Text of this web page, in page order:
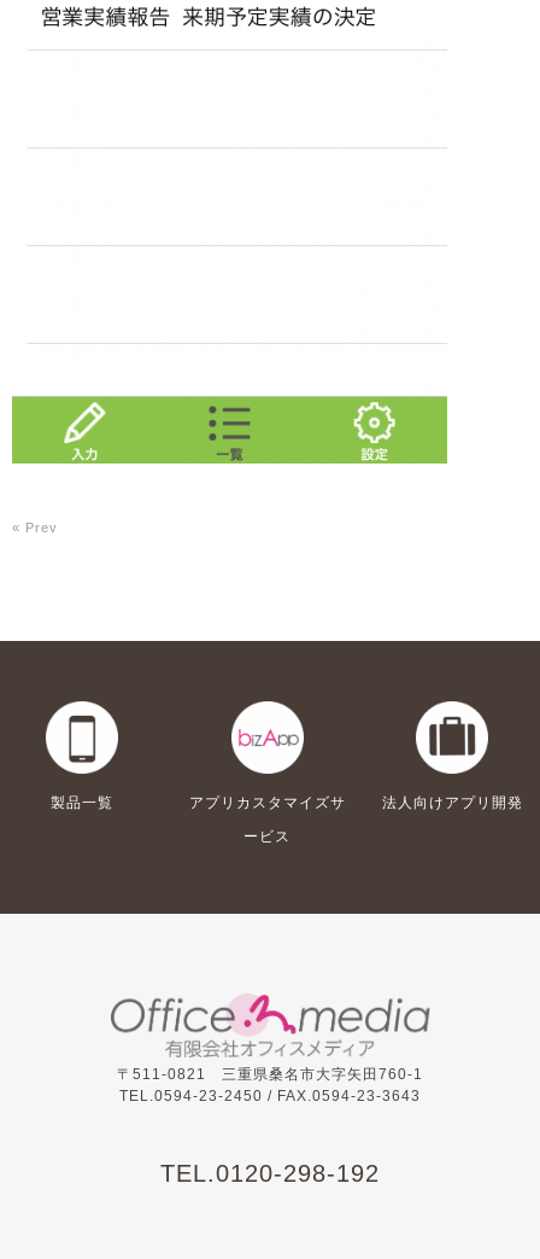
« Prev
製品一覧
アプリカスタマイズサ
ービス
法人向けアプリ開発
〒511-0821 三重県桑名市大字矢田760-1
TEL.0594-23-2450 / FAX.0594-23-3643
TEL.0120-298-192